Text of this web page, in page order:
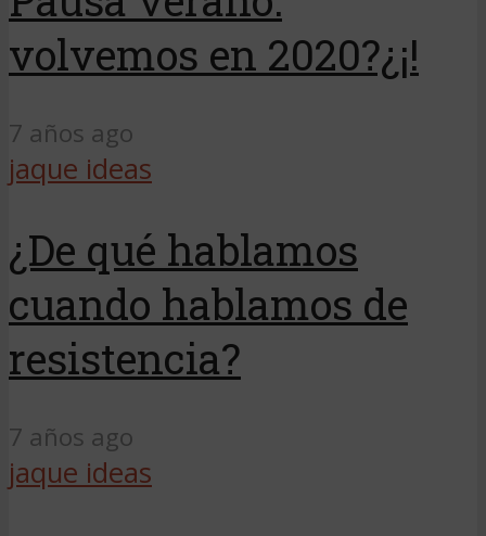
volvemos en 2020?¿¡!
7 años ago
jaque ideas
¿De qué hablamos
cuando hablamos de
resistencia?
7 años ago
jaque ideas